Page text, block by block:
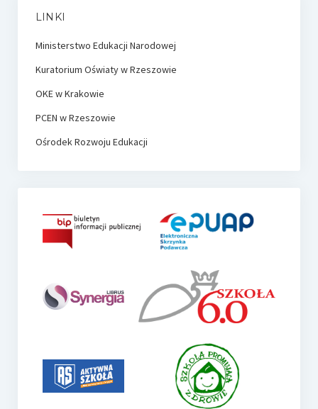
LINKI
Ministerstwo Edukacji Narodowej
Kuratorium Oświaty w Rzeszowie
OKE w Krakowie
PCEN w Rzeszowie
Ośrodek Rozwoju Edukacji